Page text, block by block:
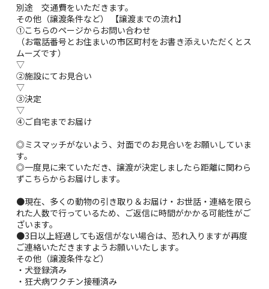
別途 交通費をいただきます。
その他（譲渡条件など） 【譲渡までの流れ】
①こちらのページからお問い合わせ
（お電話番号とお住まいの市区町村をお書き添えいただくとス
ムーズです）
▽
②施設にてお見合い
▽
③決定
▽
④ご自宅までお届け
◎ミスマッチがないよう、対面でのお見合いをお願いしていま
す。
◎一度見に来ていただき、譲渡が決定しましたら距離に関わら
ずこちらからお届けします。
●現在、多くの動物の引き取り＆お届け・お世話・連絡を限ら
れた人数で行っているため、ご返信に時間がかかる可能性がご
ざいます。
●3日以上経過しても返信がない場合は、恐れ入りますが再度
ご連絡いただきますようお願いいたします。
その他（譲渡条件など）
・犬登録済み
・狂犬病ワクチン接種済み